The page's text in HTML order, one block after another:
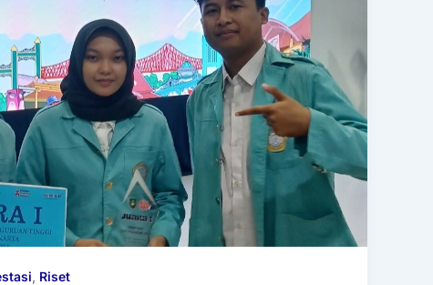
, Riset